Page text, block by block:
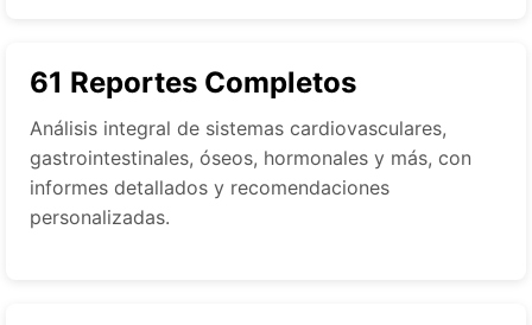
61 Reportes Completos
Análisis integral de sistemas cardiovasculares,
gastrointestinales, óseos, hormonales y más, con
informes detallados y recomendaciones
personalizadas.